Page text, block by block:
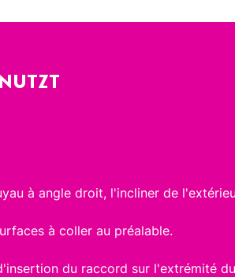
à angle droit, l'incliner de
à coller au préalable.
du raccord sur l'extrémité